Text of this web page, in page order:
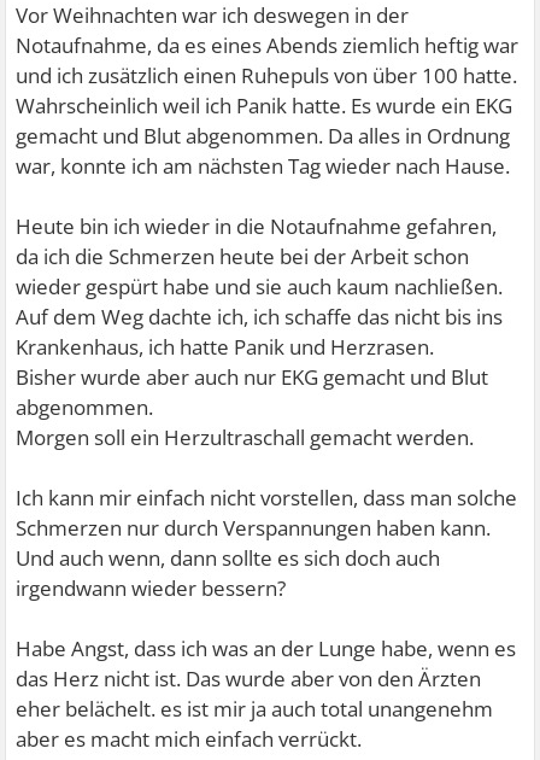
Vor Weihnachten war ich deswegen in der
Notaufnahme, da es eines Abends ziemlich heftig war
und ich zusätzlich einen Ruhepuls von über 100 hatte.
Wahrscheinlich weil ich Panik hatte. Es wurde ein EKG
gemacht und Blut abgenommen. Da alles in Ordnung
war, konnte ich am nächsten Tag wieder nach Hause.
Heute bin ich wieder in die Notaufnahme gefahren,
da ich die Schmerzen heute bei der Arbeit schon
wieder gespürt habe und sie auch kaum nachließen.
Auf dem Weg dachte ich, ich schaffe das nicht bis ins
Krankenhaus, ich hatte Panik und Herzrasen.
Bisher wurde aber auch nur EKG gemacht und Blut
abgenommen.
Morgen soll ein Herzultraschall gemacht werden.
Ich kann mir einfach nicht vorstellen, dass man solche
Schmerzen nur durch Verspannungen haben kann.
Und auch wenn, dann sollte es sich doch auch
irgendwann wieder bessern?
Habe Angst, dass ich was an der Lunge habe, wenn es
das Herz nicht ist. Das wurde aber von den Ärzten
eher belächelt. es ist mir ja auch total unangenehm
aber es macht mich einfach verrückt.